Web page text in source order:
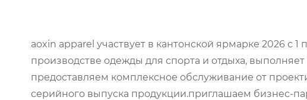
aoxin apparel участвует в кантонской ярмарке 2026 с
производстве одежды для спорта и отдыха,
предоставляем комплексное обслуживание от
серийного выпуска продукции.приглашаем бизнес-